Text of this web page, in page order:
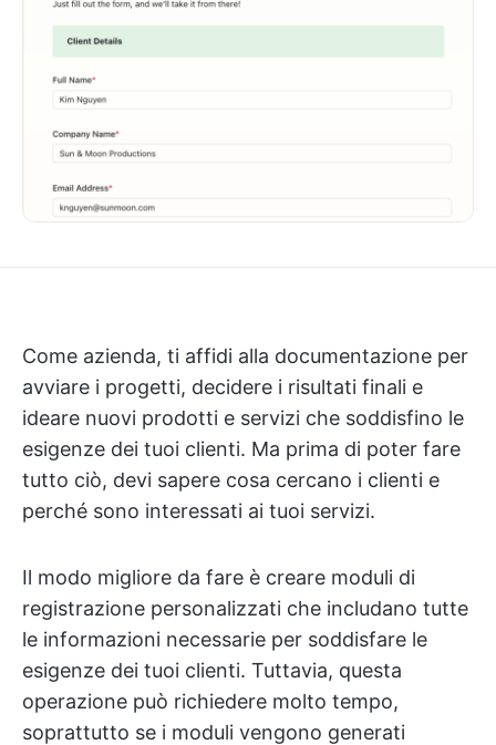
Come azienda, ti affidi alla documentazione per
avviare i progetti, decidere i risultati finali e
ideare nuovi prodotti e servizi che soddisfino le
esigenze dei tuoi clienti. Ma prima di poter fare
tutto ciò, devi sapere cosa cercano i clienti e
perché sono interessati ai tuoi servizi.
Il modo migliore da fare è creare moduli di
registrazione personalizzati che includano tutte
le informazioni necessarie per soddisfare le
esigenze dei tuoi clienti. Tuttavia, questa
operazione può richiedere molto tempo,
soprattutto se i moduli vengono generati